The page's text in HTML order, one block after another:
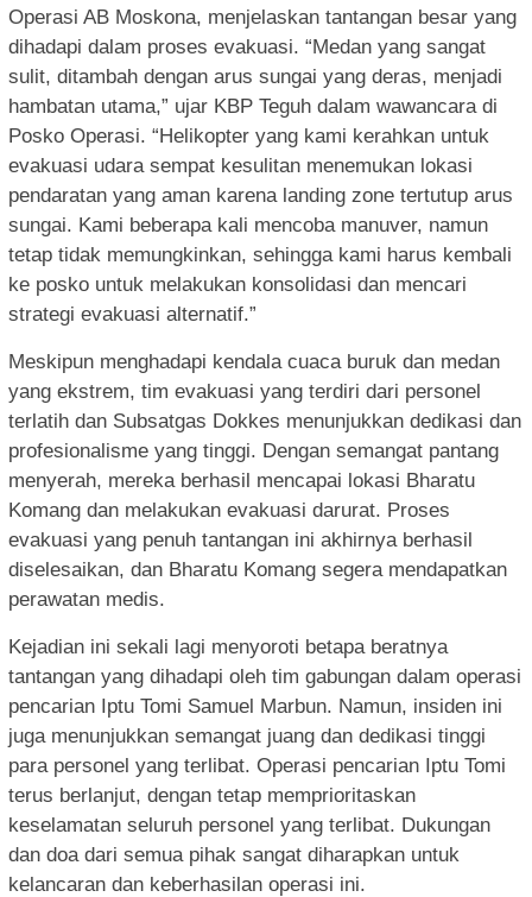
Operasi AB Moskona, menjelaskan tantangan besar yang
dihadapi dalam proses evakuasi. “Medan yang sangat
sulit, ditambah dengan arus sungai yang deras, menjadi
hambatan utama,” ujar KBP Teguh dalam wawancara di
Posko Operasi. “Helikopter yang kami kerahkan untuk
evakuasi udara sempat kesulitan menemukan lokasi
pendaratan yang aman karena landing zone tertutup arus
sungai. Kami beberapa kali mencoba manuver, namun
tetap tidak memungkinkan, sehingga kami harus kembali
ke posko untuk melakukan konsolidasi dan mencari
strategi evakuasi alternatif.”
Meskipun menghadapi kendala cuaca buruk dan medan
yang ekstrem, tim evakuasi yang terdiri dari personel
terlatih dan Subsatgas Dokkes menunjukkan dedikasi dan
profesionalisme yang tinggi. Dengan semangat pantang
menyerah, mereka berhasil mencapai lokasi Bharatu
Komang dan melakukan evakuasi darurat. Proses
evakuasi yang penuh tantangan ini akhirnya berhasil
diselesaikan, dan Bharatu Komang segera mendapatkan
perawatan medis.
Kejadian ini sekali lagi menyoroti betapa beratnya
tantangan yang dihadapi oleh tim gabungan dalam operasi
pencarian Iptu Tomi Samuel Marbun. Namun, insiden ini
juga menunjukkan semangat juang dan dedikasi tinggi
para personel yang terlibat. Operasi pencarian Iptu Tomi
terus berlanjut, dengan tetap memprioritaskan
keselamatan seluruh personel yang terlibat. Dukungan
dan doa dari semua pihak sangat diharapkan untuk
kelancaran dan keberhasilan operasi ini.